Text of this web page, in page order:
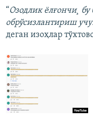
“Озодлик ëлғончи¸
обрўсизлантириш
деган изоҳлар